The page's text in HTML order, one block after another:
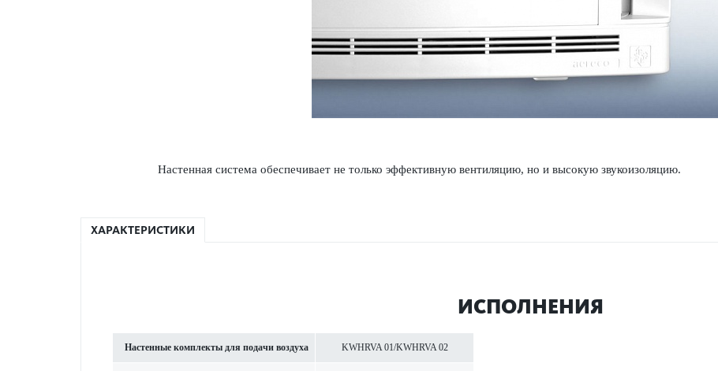
Настенная сис­тема обеспечивает не только эффективную вентиляцию, но и выс­окую звук­ои­з­ол­яцию.
ХАРАКТЕРИСТИКИ
ИСПОЛНЕНИЯ
Настенные комплекты для подачи воздуха KWHRVA 01/KWHRVA 02